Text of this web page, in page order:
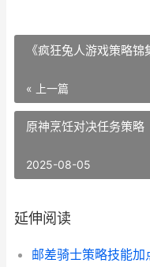
《疯狂兔人游戏策略
« 上一篇
原神烹饪对决任务策略
2025-08-05
延伸阅读
邮差骑士策略技能